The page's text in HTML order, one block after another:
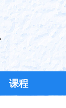
课程